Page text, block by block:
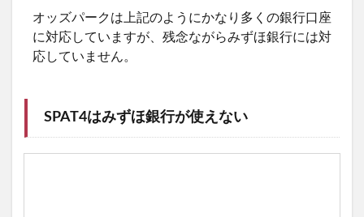
オッズパークは上記のようにかなり多くの銀行口座
に対応していますが、残念ながらみずほ銀行には対
応していません。
SPAT4はみずほ銀行が使えない